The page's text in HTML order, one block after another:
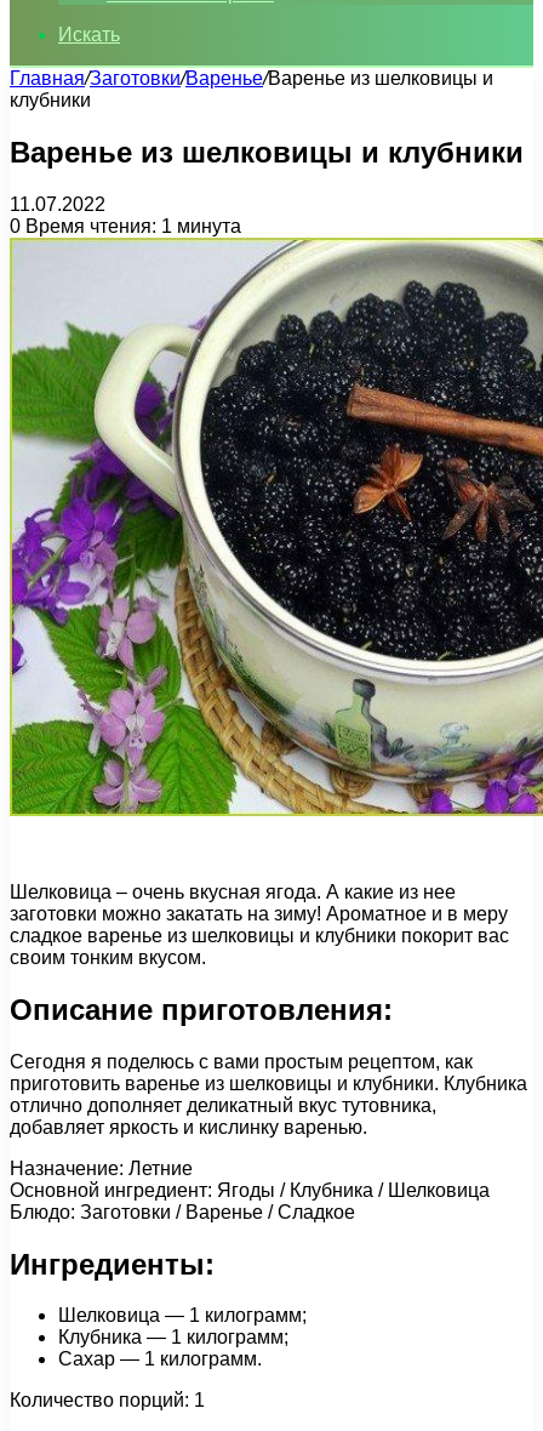
Искать
Главная/Заготовки/Варенье/Варенье из шелковицы и
клубники
Варенье из шелковицы и клубники
11.07.2022
0 Время чтения: 1 минута
Шелковица – очень вкусная ягода. А какие из нее
заготовки можно закатать на зиму! Ароматное и в меру
сладкое варенье из шелковицы и клубники покорит вас
своим тонким вкусом.
Описание приготовления:
Сегодня я поделюсь с вами простым рецептом, как
приготовить варенье из шелковицы и клубники. Клубника
отлично дополняет деликатный вкус тутовника,
добавляет яркость и кислинку варенью.
Назначение: Летние
Основной ингредиент: Ягоды / Клубника / Шелковица
Блюдо: Заготовки / Варенье / Сладкое
Ингредиенты:
Шелковица — 1 килограмм;
Клубника — 1 килограмм;
Сахар — 1 килограмм.
Количество порций: 1